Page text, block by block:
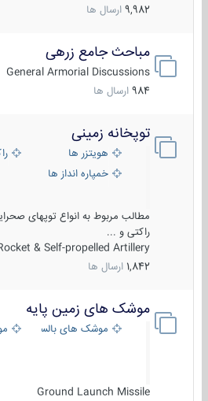
9,982 ارسال ها
مباحث جامع زرهی
General Armorial Discussions
984 ارسال ها
توپخانه زمینی
هویتزر ها
خمپاره انداز ها
مطالب مربوط به انواع توپهای
راکتی و ...
Rocket & Self-propelled Artillery ...
1,842 ارسال ها
موشک های زمین پایه
موشک های بالستیک
Ground Launch Missile